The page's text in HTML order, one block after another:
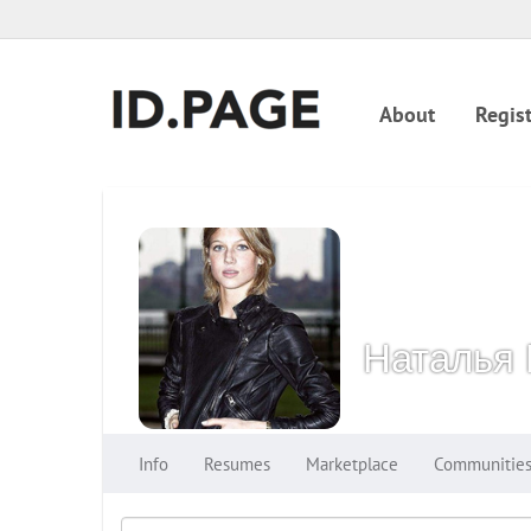
About
Наталья
Info Resumes Marketplace Communities